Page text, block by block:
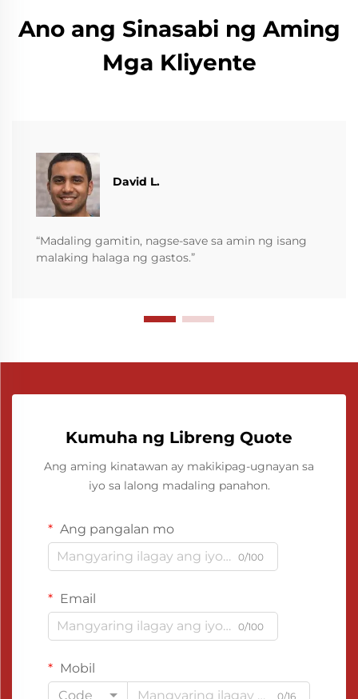
Ano ang Sinasabi ng Aming
Mga Kliyente
David L.
“Madaling gamitin, nagse-save sa amin ng isang
malaking halaga ng gastos.”
Kumuha ng Libreng Quote
Ang aming kinatawan ay makikipag-ugnayan sa
iyo sa lalong madaling panahon.
Ang pangalan mo
0/100
Email
0/100
Mobil
Code
0/16